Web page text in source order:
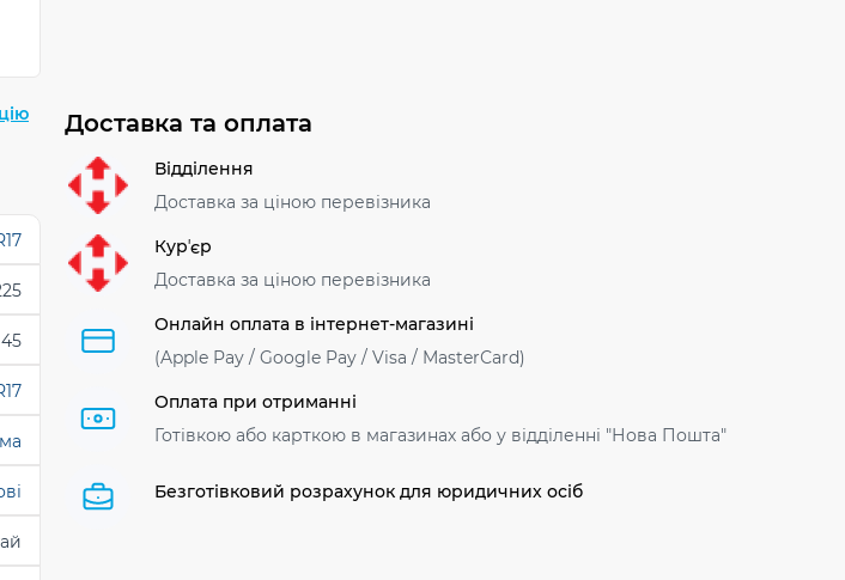
45
Доставка та оплата
Відділення
Доставка за ціною перевізника
Курʼєр
Доставка за ціною перевізника
Онлайн оплата в інтернет-магазині
(Apple Pay / Google Pay / Visa / MasterСard)
Оплата при отриманні
Готівкою або карткою в магазинах або у відділенні "Нова Пошта"
Безготівковий розрахунок для юридичних осіб